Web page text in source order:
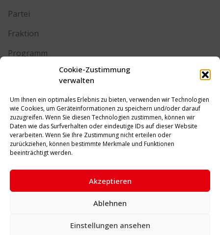
Cookie-Zustimmung
verwalten
Um Ihnen ein optimales Erlebnis zu bieten, verwenden wir Technologien
wie Cookies, um Geräteinformationen zu speichern und/oder darauf
zuzugreifen. Wenn Sie diesen Technologien zustimmen, können wir
Daten wie das Surfverhalten oder eindeutige IDs auf dieser Website
verarbeiten. Wenn Sie Ihre Zustimmung nicht erteilen oder
zurückziehen, können bestimmte Merkmale und Funktionen
beeinträchtigt werden.
Akzeptieren
Ablehnen
Einstellungen ansehen
Partei
Fraktion
Programm
RECHTLICHES
Impressum
Datenschutz
Cookie-Richtlinie (EU)